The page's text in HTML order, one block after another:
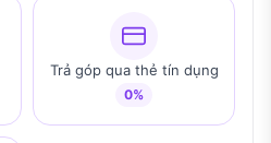
Trả góp qua thẻ tín dụng
0%